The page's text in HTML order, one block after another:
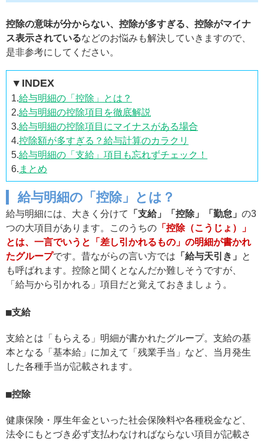
控除の意味が分からない、控除が多すぎる、控除がマイナ
ス表示されているなどのお悩みも解決していきますので、
是非参考にしてください。
▼INDEX
1.給与明細の「控除」とは？
2.給与明細の控除項目を徹底解説
3.給与明細の控除項目にマイナスがある場合
4.控除額が多すぎる？給与計算のカラクリ
5.給与明細の「支給」項目も忘れずチェック！
6. まとめ
給与明細の「控除」とは？
給与明細には、大きく分けて 「支給」「控除」「勤怠」 の3
つの大項目があります。このうちの 「控除（こうじょ）」
とは、一言でいうと「差し引かれるもの」の明細が書かれ
たグループです。昔ながらの言い方では 「給与天引き」
と
も呼ばれます。控除と聞くとなんだか難しそうですが、
「給与から引かれる」項目だと覚えておきましょう。
支給
支給とは「もらえる」明細が書かれたグループ。支給の基
本となる「基本給」に加えて「残業手当」など、当月発生
した各種手当が記載されます。
控除
健康保険・厚生年金といった社会保険料や各種税金など、
法令にもとづき必ず支払わなければならない項目が記載さ